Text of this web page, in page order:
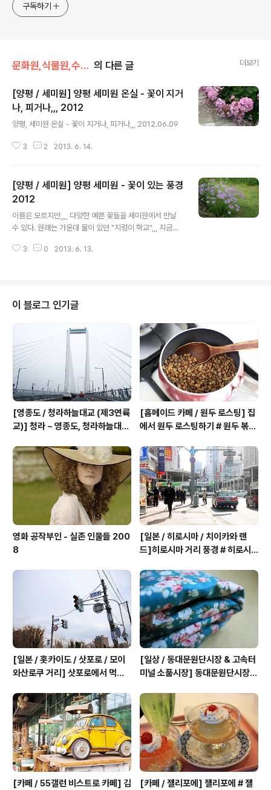
구독하기
문화원,식물원,수목원 의 다른 글 더보기
[양평 / 세미원] 양평 세미원 온실 - 꽃이 지거
나, 피거나,,, 2012
양평, 세미원 온실 - 꽃이 지거나, 피거나,,, 2012.06.09
3 2 2013. 6. 14.
[양평 / 세미원] 양평 세미원 - 꽃이 있는 풍경
2012
이름은 모르지만,,,, 다양한 예쁜 꽃들을 세미원에서 만날
수 있다. 원래는 가운데 물이 있던 "지렁이 학교",,, 지금은
꽃이 있는 풍경 2012.06.09
3 0 2013. 6. 13.
이 블로그 인기글
[영종도 / 청라하늘대교 (제3연륙
교)] 청라 ~ 영종도, 청라하늘대교
에서 가장 높은 해상 교량 전망대,
기네스북 # 청라하늘대교 2026
[홈메이드 카페 / 원두 로스팅] 집
에서 원두 로스팅하기 # 원두 볶기
에티오피아 원두 # 그린콩 2016
영화 공작부인 - 실존 인물들 200
8
[일본 / 히로시마 / 치이카와 랜
드]히로시마 거리 풍경 # 히로시
잇푸도 - 라멘 # 파르코백화점 -
치이카와 랜드 # 혼도리거리 # 히
로시마현립미술관 # 슈케이엔 20
25
[일본 / 홋카이도 / 삿포로 / 모이
와산로쿠 거리] 삿포로에서 먹는
리 # 삿포로 후시미이나리 신사 2
024
[일상 / 동대문원단시장 & 고속터
미널 소품시장] 동대문원단시장
(꽃시장) 2019
[카페 / 55갤런 비스트로 카페] 김 [카페 / 젤리포에] 젤리포에 # 젤